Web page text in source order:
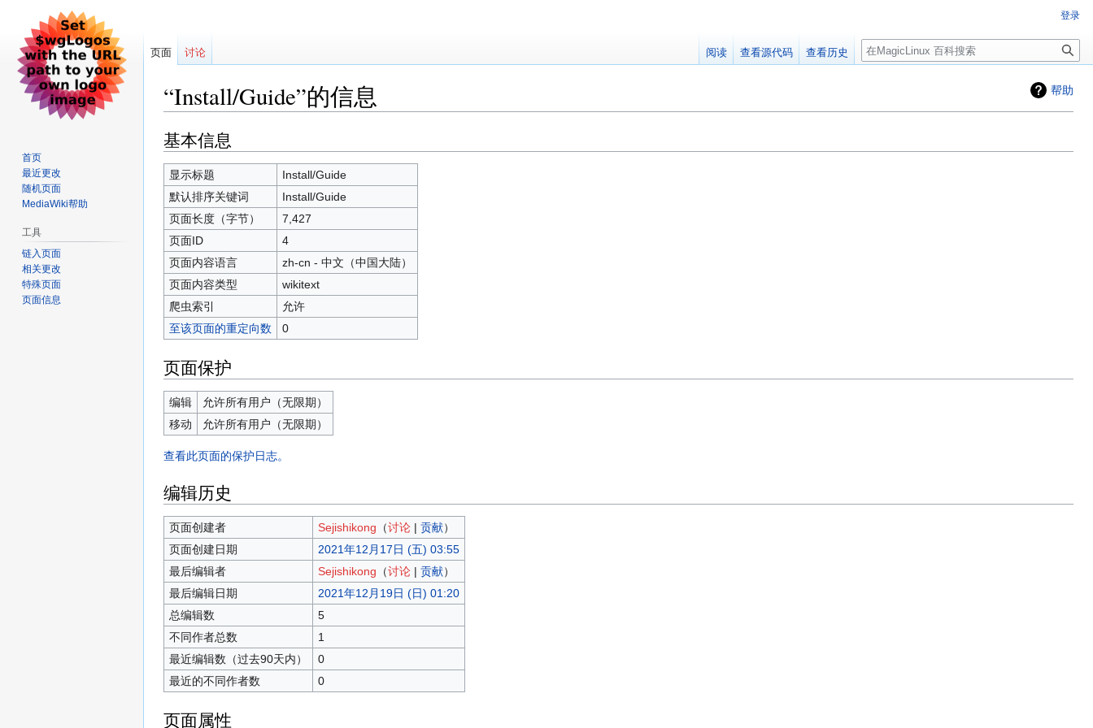
帮助
“Install/Guide”的信息
跳
到
导
航
跳
到
搜
索
基本信息
显示标题
Install/Guide
默认排序关键词
Install/Guide
页面长度（字节）
7,427
页面ID
4
页面内容语言
zh-cn - 中文（中国大陆）
页面内容类型
wikitext
爬虫索引
允许
至该页面的重定向数
0
页面保护
编辑
允许所有用户（无限期）
移动
允许所有用户（无限期）
查看此页面的保护日志。
编辑历史
页面创建者 Sejishikong （讨论| 贡献）
页面创建日期
2021年12月17日 (五) 03:55
最后编辑者
Sejishikong （讨论| 贡献）
最后编辑日期
2021年12月19日 (日) 01:20
总编辑数
5
不同作者总数
1
最近编辑数（过去90天内）
0
最近的不同作者数
0
页面属性
登录
页面 讨论 阅读 查看源代码 查看历史
搜
首页
最近更改
随机页面
MediaWiki帮助
工具
链入页面
相关更改
特殊页面
页面信息